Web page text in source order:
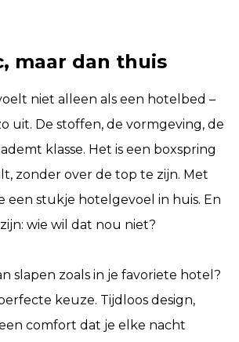
maar dan thuis
niet alleen als een hotelbed –
uit. De stoffen, de vormgeving, de
klasse. Het is een boxspring
zonder over de top te zijn. Met
een stukje hotelgevoel in huis. En
wie wil dat nou niet?
slapen zoals in je favoriete hotel?
keuze. Tijdloos design,
comfort dat je elke nacht